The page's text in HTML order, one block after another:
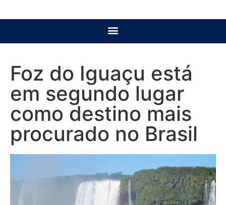
Foz do Iguaçu está
em segundo lugar
como destino mais
procurado no Brasil